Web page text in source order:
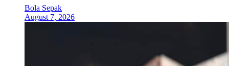
Bola Sepak
August 7, 2026